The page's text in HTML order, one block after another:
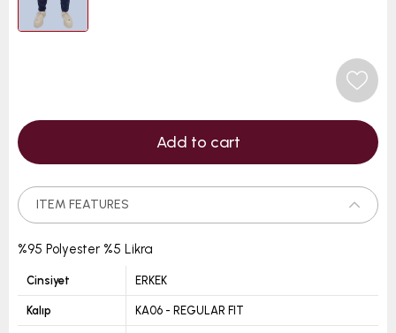
ITEM FEATURES
%95 Polyester %5 Likra
Cinsiyet ERKEK
Kalıp KA06 - REGULAR FIT